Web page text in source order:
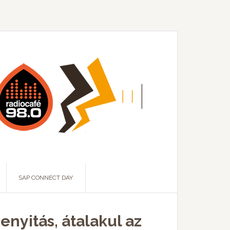
SAP CONNECT DAY
átalakul az